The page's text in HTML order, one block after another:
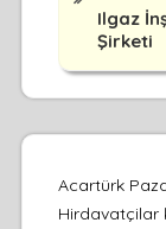
Ilgaz
Şirketi
Acartürk
Hirdavatçilar